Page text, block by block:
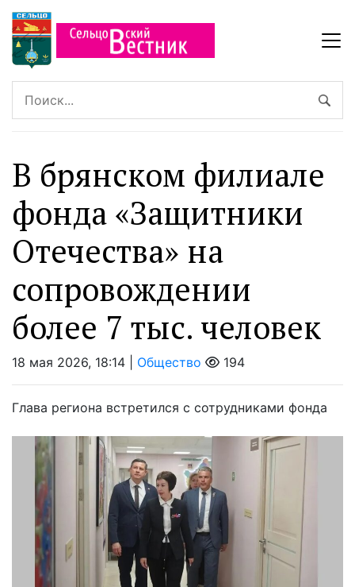
В брянском филиале
фонда «Защитники
Отечества» на
сопровождении
более 7 тыс. человек
18 мая 2026, 18:14 | Общество 194
Глава региона встретился с сотрудниками фонда